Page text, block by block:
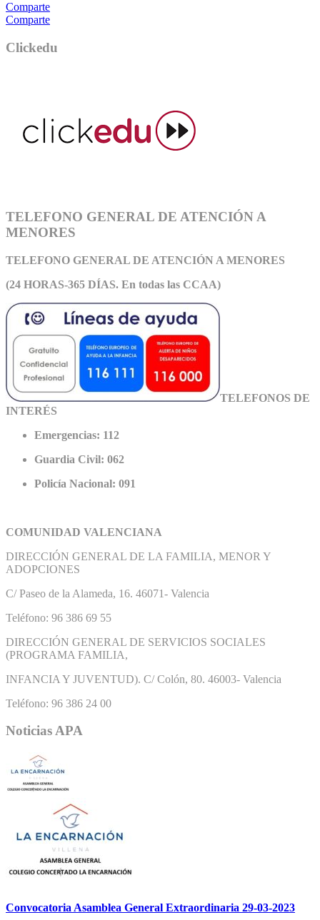
Comparte
Comparte
Clickedu
TELEFONO GENERAL DE ATENCIÓN A
MENORES
TELEFONO GENERAL DE ATENCIÓN A MENORES
(24 HORAS-365 DÍAS. En todas las CCAA)
TELEFONOS DE
INTERÉS
Emergencias: 112
Guardia Civil: 062
Policía Nacional: 091
COMUNIDAD VALENCIANA
DIRECCIÓN GENERAL DE LA FAMILIA, MENOR Y
ADOPCIONES
C/ Paseo de la Alameda, 16. 46071- Valencia
Teléfono: 96 386 69 55
DIRECCIÓN GENERAL DE SERVICIOS SOCIALES
(PROGRAMA FAMILIA,
INFANCIA Y JUVENTUD). C/ Colón, 80. 46003- Valencia
Teléfono: 96 386 24 00
Noticias APA
Convocatoria Asamblea General Extraordinaria 29-03-2023